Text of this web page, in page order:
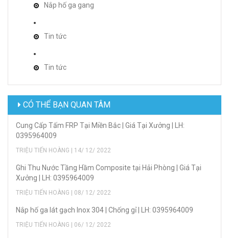
Nắp hố ga gang
Tin tức
Tin tức
CÓ THỂ BẠN QUAN TÂM
Cung Cấp Tấm FRP Tại Miền Bắc | Giá Tại Xưởng | LH:
0395964009
TRIỆU TIẾN HOÀNG | 14/ 12/ 2022
Ghi Thu Nước Tầng Hầm Composite tại Hải Phòng | Giá Tại
Xưởng | LH: 0395964009
TRIỆU TIẾN HOÀNG | 08/ 12/ 2022
Nắp hố ga lát gạch Inox 304 | Chống gỉ | LH: 0395964009
TRIỆU TIẾN HOÀNG | 06/ 12/ 2022